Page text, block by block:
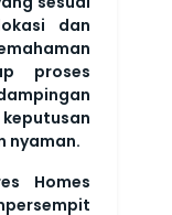
dan
proses
nyaman.
Homes